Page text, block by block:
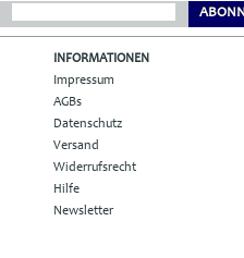
INFORMATIONEN
Impressum
AGBs
Datenschutz
Versand
Widerrufsrecht
Hilfe
Newsletter